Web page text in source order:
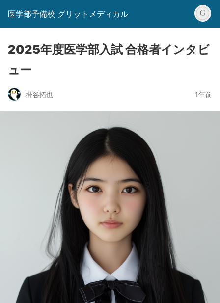
医学部予備校 グリットメディカル
2025年度医学部入試 合格者インタビ
ュー
掛谷拓也 1年前